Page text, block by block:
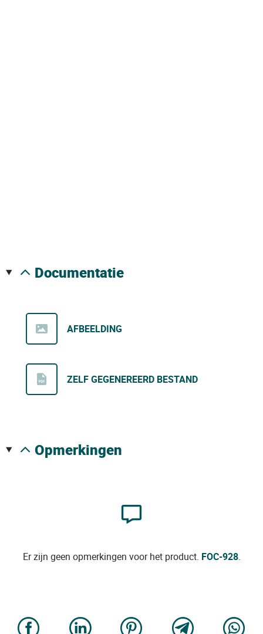
documentatie
AFBEELDING
ZELF GEGENEREERD BESTAND
opmerkingen
Er zijn geen opmerkingen voor het product. FOC-928.